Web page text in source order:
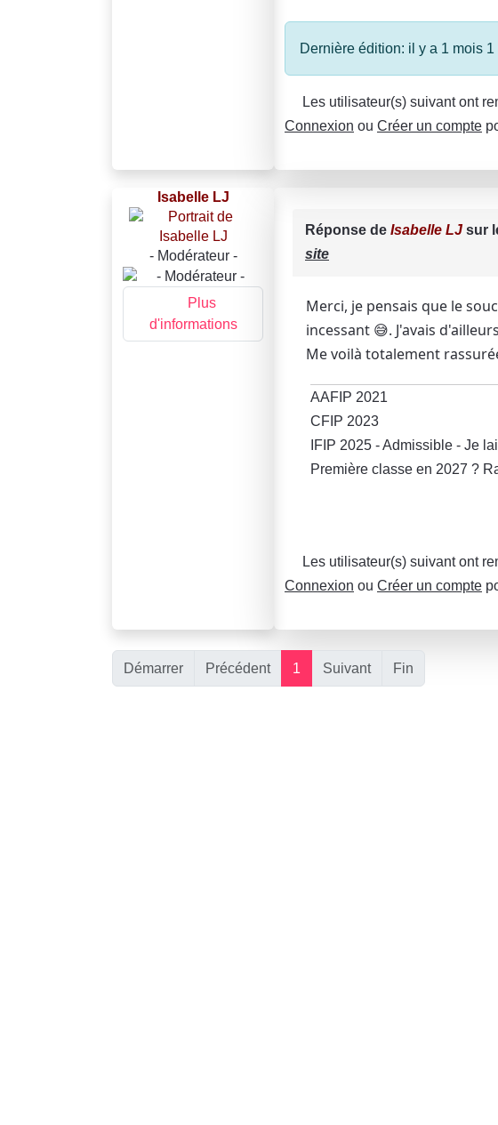
Dernière édition: il y a 1 mois
Les utilisateur(s) suivant ont
Connexion ou Créer un compte
Isabelle LJ
- Modérateur -
Plus
d'informations
Réponse de Isabelle LJ sur
site
Merci, je pensais que le
incessant 😅. J'avais
Me voilà totalement
AAFIP 2021
CFIP 2023
IFIP 2025 - Admissible - Je
Première classe en 2027 ?
Les utilisateur(s) suivant ont
Connexion ou Créer un compte
Démarrer Précédent 1 Suivant Fin